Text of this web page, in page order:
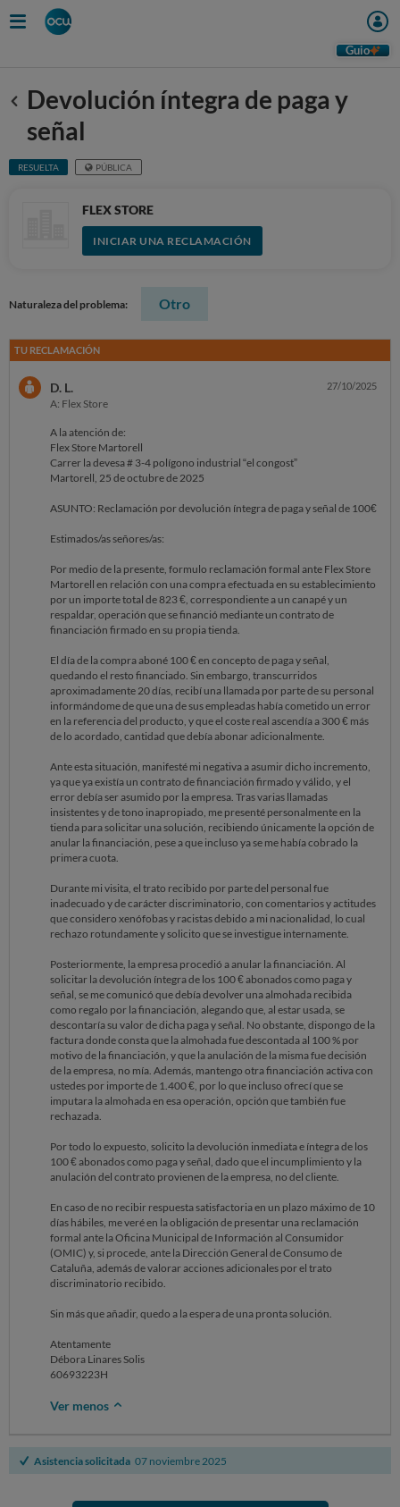
Guio
Anterior
Devolución íntegra de paga y
señal
RESUELTA PÚBLICA
FLEX STORE
INICIAR UNA RECLAMACIÓN
Naturaleza del problema: Otro
TU RECLAMACIÓN
D. L.
A: Flex Store
27/10/2025
A la atención de:
Flex Store Martorell
Carrer la devesa # 3-4 polígono industrial “el congost”
Martorell, 25 de octubre de 2025
ASUNTO: Reclamación por devolución íntegra de paga y señal de 100€
Estimados/as señores/as:
Por medio de la presente, formulo reclamación formal ante Flex Store
Martorell en relación con una compra efectuada en su establecimiento
por un importe total de 823 €, correspondiente a un canapé y un
respaldar, operación que se financió mediante un contrato de
financiación firmado en su propia tienda.
El día de la compra aboné 100 € en concepto de paga y señal,
quedando el resto financiado. Sin embargo, transcurridos
aproximadamente 20 días, recibí una llamada por parte de su personal
informándome de que una de sus empleadas había cometido un error
en la referencia del producto, y que el coste real ascendía a 300 € más
de lo acordado, cantidad que debía abonar adicionalmente.
Ante esta situación, manifesté mi negativa a asumir dicho incremento,
ya que ya existía un contrato de financiación firmado y válido, y el
error debía ser asumido por la empresa. Tras varias llamadas
insistentes y de tono inapropiado, me presenté personalmente en la
tienda para solicitar una solución, recibiendo únicamente la opción de
anular la financiación, pese a que incluso ya se me había cobrado la
primera cuota.
Durante mi visita, el trato recibido por parte del personal fue
inadecuado y de carácter discriminatorio, con comentarios y actitudes
que considero xenófobas y racistas debido a mi nacionalidad, lo cual
rechazo rotundamente y solicito que se investigue internamente.
Posteriormente, la empresa procedió a anular la financiación. Al
solicitar la devolución íntegra de los 100 € abonados como paga y
señal, se me comunicó que debía devolver una almohada recibida
como regalo por la financiación, alegando que, al estar usada, se
descontaría su valor de dicha paga y señal. No obstante, dispongo de la
factura donde consta que la almohada fue descontada al 100 % por
motivo de la financiación, y que la anulación de la misma fue decisión
de la empresa, no mía. Además, mantengo otra financiación activa con
ustedes por importe de 1.400 €, por lo que incluso ofrecí que se
imputara la almohada en esa operación, opción que también fue
rechazada.
Por todo lo expuesto, solicito la devolución inmediata e íntegra de los
100 € abonados como paga y señal, dado que el incumplimiento y la
anulación del contrato provienen de la empresa, no del cliente.
En caso de no recibir respuesta satisfactoria en un plazo máximo de 10
días hábiles, me veré en la obligación de presentar una reclamación
formal ante la Oficina Municipal de Información al Consumidor
(OMIC) y, si procede, ante la Dirección General de Consumo de
Cataluña, además de valorar acciones adicionales por el trato
discriminatorio recibido.
Sin más que añadir, quedo a la espera de una pronta solución.
Atentamente
Débora Linares Solis
60693223H
Ver menos
Asistencia solicitada 07 noviembre 2025